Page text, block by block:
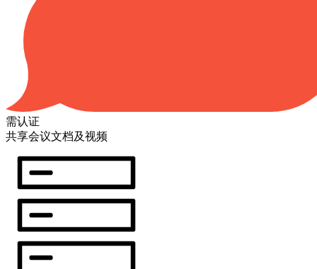
需认证
共享会议文档及视频